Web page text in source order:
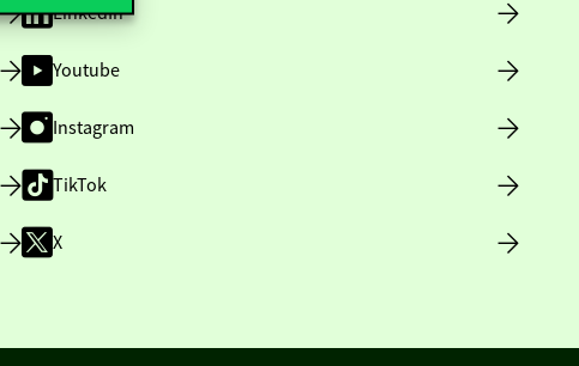
LinkedIn
Youtube
Instagram
TikTok
X